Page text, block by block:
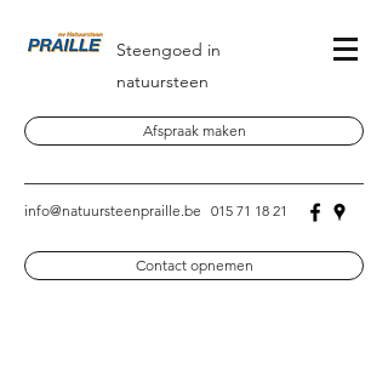
Steengoed in
natuursteen
Afspraak maken
015 71 18 21
info@natuursteenpraille.be
Contact opnemen